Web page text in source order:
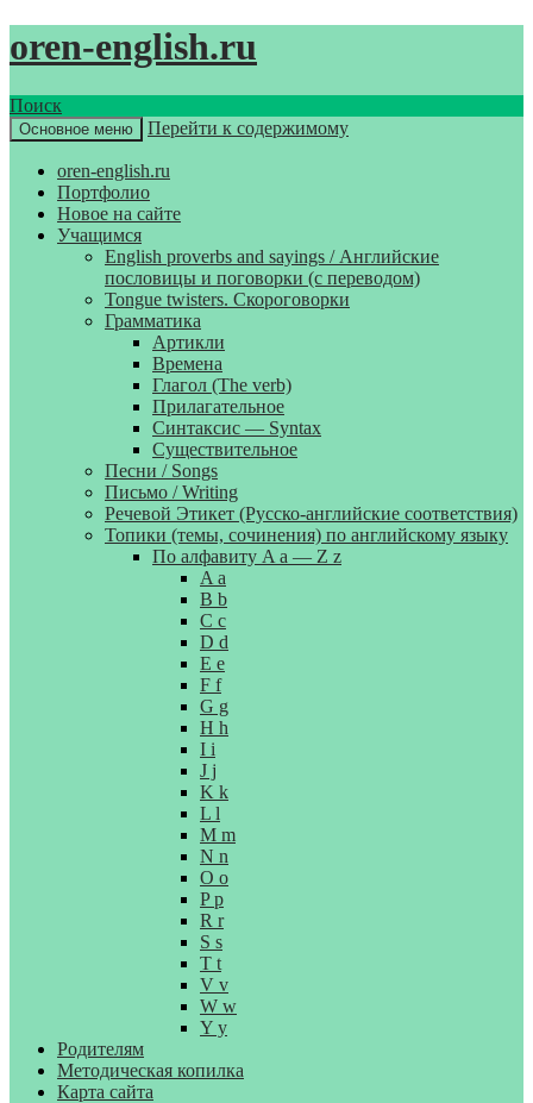
oren-english.ru
Поиск
Основное меню Перейти к содержимому
oren-english.ru
Портфолио
Новое на сайте
Учащимся
English proverbs and sayings / Английские
пословицы и поговорки (с переводом)
Tongue twisters. Скороговорки
Грамматика
Артикли
Времена
Глагол (The verb)
Прилагательное
Синтаксис — Syntax
Существительное
Песни / Songs
Письмо / Writing
Речевой Этикет (Русско-английские соответствия)
Топики (темы, сочинения) по английскому языку
По алфавиту A a — Z z
A a
B b
C c
D d
E e
F f
G g
H h
I i
J j
K k
L l
M m
N n
O o
P p
R r
S s
T t
V v
W w
Y y
Родителям
Методическая копилка
Карта сайта